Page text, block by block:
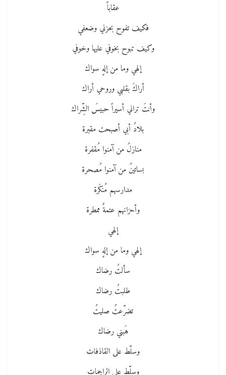
عقاباً
فكيف تفوح بحزني وضعفي
وكيف تبوح بخوفي عليها وخوفي
إلهي وما من إلهٍ سواك
أراكَ بقلبي وروحي أراك
وأنتَ تراني أسيراً حبيسَ الشِّراك
بلادُ أبي أصبحت مقبرة
منازلُ من آمنوا مُقفرة
بساتينُ من آمنوا مُصحرة
مدارسهم مُنكَرة
وأحزانهم عتمةٌ ممطرة
إلهي
إلهي وما من إلهٍ سواك
سألتُ رضاك
طلبتُ رضاك
تضرّعتُ صليتُ
هَبني رضاك
وسلّط على القاذفات
وسلّط على الراجمات